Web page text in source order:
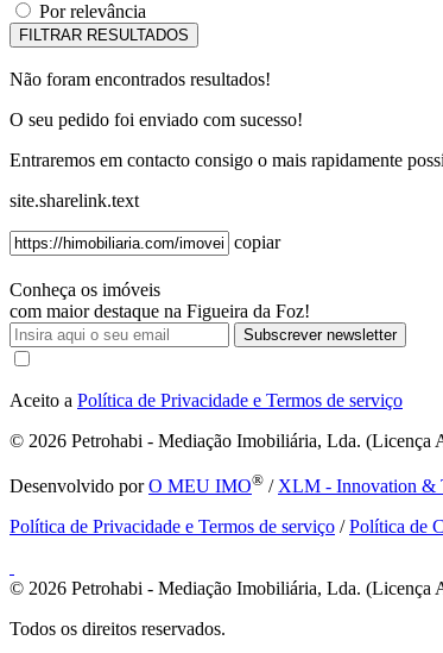
Por relevância
Não foram encontrados resultados!
O seu pedido foi enviado com sucesso!
Entraremos em contacto consigo o mais rapidamente
site.sharelink.text
copiar
Conheça os imóveis
com maior destaque na Figueira da Foz!
Subscrever newsletter
Aceito a Política de Privacidade e Termos de serviço
© 2026 Petrohabi - Mediação Imobiliária, Lda. (Licença
Desenvolvido porO MEU IMO® / XLM - Innovation &
Política de Privacidade e Termos de serviço /Política de
© 2026 Petrohabi - Mediação Imobiliária, Lda. (Licença
Todos os direitos reservados.